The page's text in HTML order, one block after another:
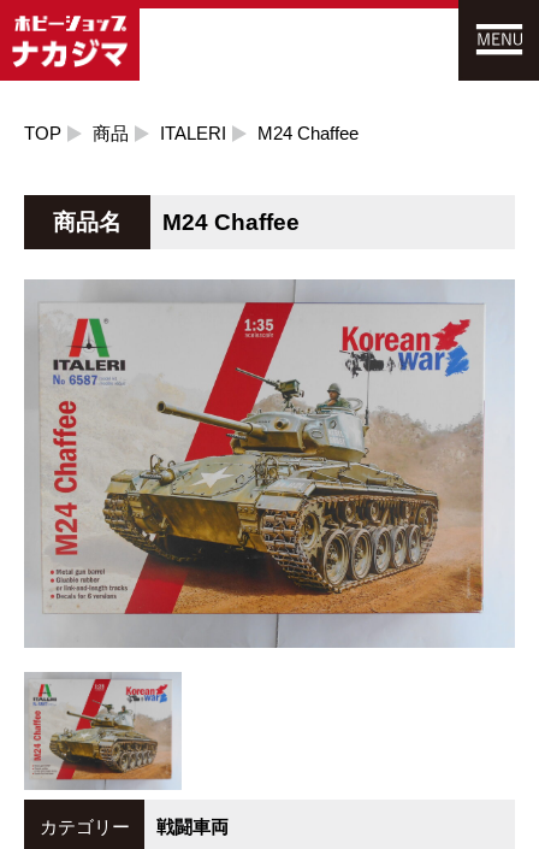
TOP 商品 ITALERI M24 Chaffee
商品名 M24 Chaffee
カテゴリー 戦闘車両